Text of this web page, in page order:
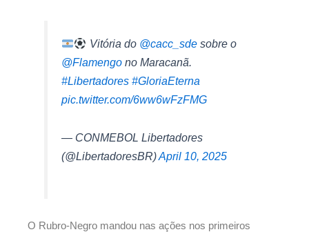
Vitória do @cacc_sdesobre o
@Flamengo no Maracanã.
#Libertadores #GloriaEterna
pic.twitter.com/6ww6wFzFMG
— CONMEBOL Libertadores
(@LibertadoresBR)April 10, 2025
O Rubro-Negro mandou nas ações nos primeiros